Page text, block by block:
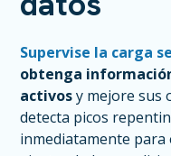
Supervise la carga
obtenga
activosy mejore sus
detecta picos
inmediatamente